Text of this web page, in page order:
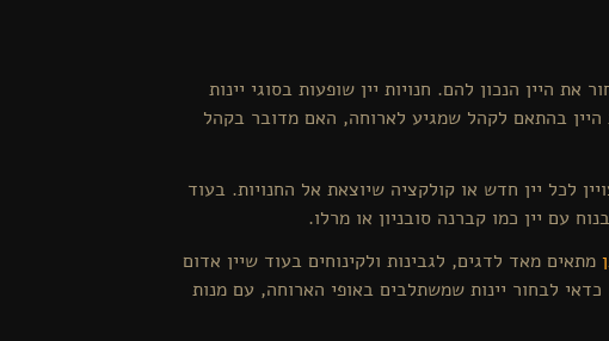
את היין הנכון להם. חנויות יין שופעות בסוגי יינות
היין בהתאם לקהל שמגיע לארוחה, האם מדובר בקהל
לכל יין חדש או קולקציה שיוצאת אל החנויות. בעוד
עם יין כמו קברנה סובניון או מרלו.
מתאים מאד לדגים, לגבינות ולקינוחים בעוד שיין אדום
לבחור יינות שמשתלבים באופי הארוחה, עם מנות